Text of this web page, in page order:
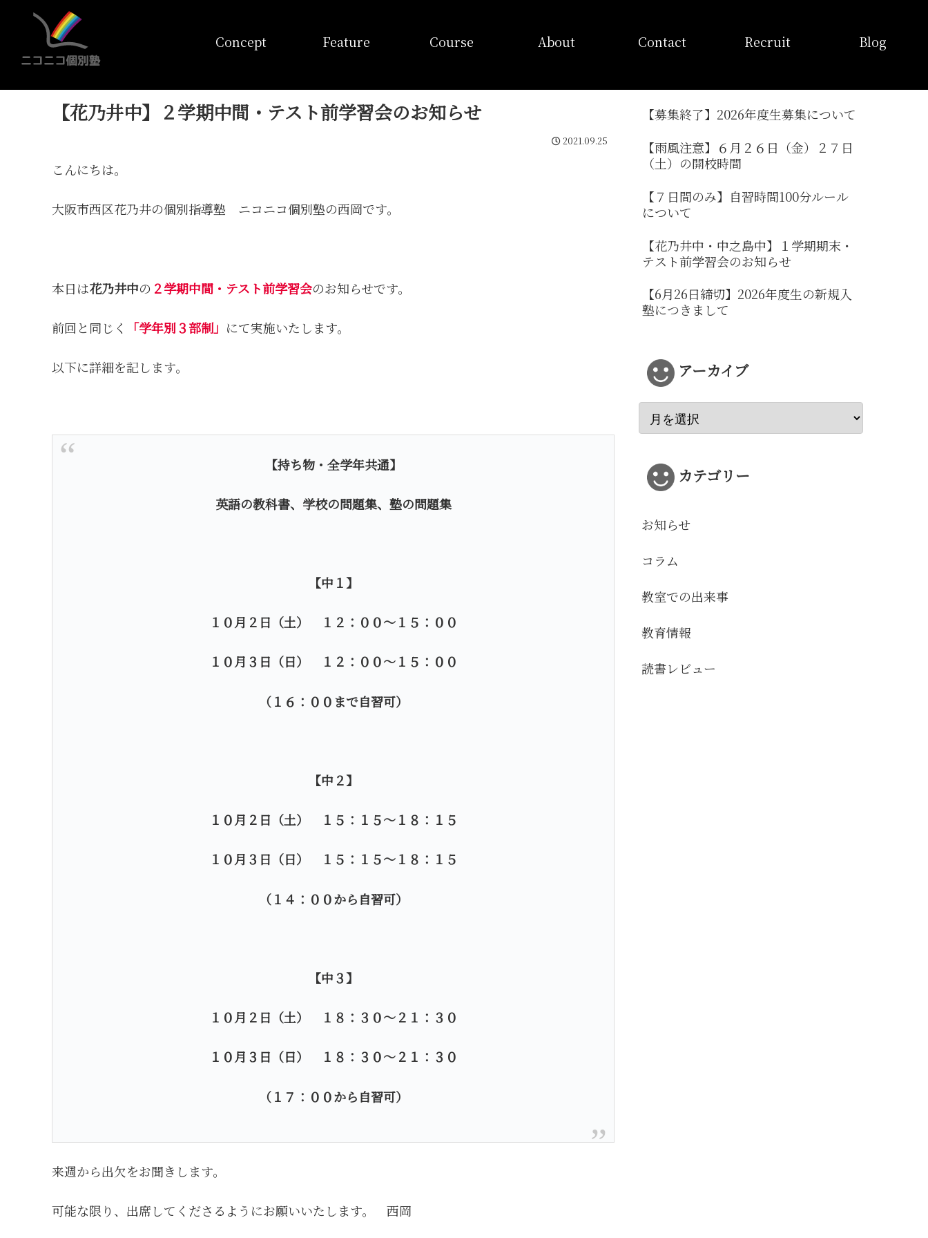
Concept
Feature
Course
About
Contact
Recruit
Blog
【花乃井中】２学期中間・テスト前学習会のお知らせ
2021.09.25
こんにちは。
大阪市西区花乃井の個別指導塾 ニコニコ個別塾の西岡です。
本日は花乃井中の ２学期中間・テスト前学習会のお知らせです。
前回と同じく 「学年別３部制」 にて実施いたします。
以下に詳細を記します。
【持ち物・全学年共通】
英語の教科書、学校の問題集、塾の問題集
【中１】
１０月２日（土） １２：００～１５：００
１０月３日（日） １２：００～１５：００
（１６：００まで自習可）
【中２】
１０月２日（土） １５：１５～１８：１５
１０月３日（日） １５：１５～１８：１５
（１４：００から自習可）
【中３】
１０月２日（土） １８：３０～２１：３０
１０月３日（日） １８：３０～２１：３０
（１７：００から自習可）
来週から出欠をお聞きします。
可能な限り、出席してくださるようにお願いいたします。 西岡
【募集終了】2026年度生募集について
【雨風注意】６月２６日（金）２７日
（土）の開校時間
【７日間のみ】自習時間100分ルール
について
【花乃井中・中之島中】１学期期末・
テスト前学習会のお知らせ
【6月26日締切】2026年度生の新規入
塾につきまして
アーカイブ
カテゴリー
お知らせ
コラム
教室での出来事
教育情報
読書レビュー